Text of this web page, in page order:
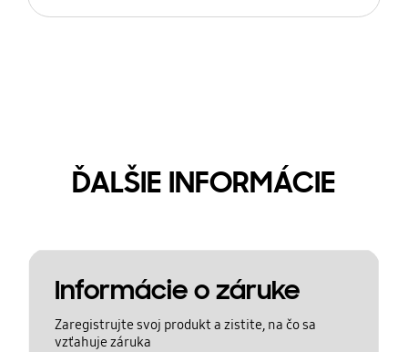
ĎALŠIE INFORMÁCIE
Informácie o záruke
Zaregistrujte svoj produkt a zistite, na čo sa
vzťahuje záruka